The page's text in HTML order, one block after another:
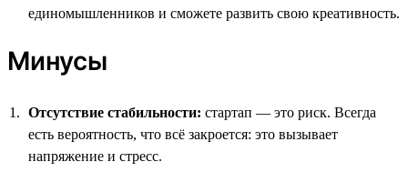
единомышленников и сможете развить свою креативность.
Минусы
Отсутствие стабильности: стартап — это риск. Всегда
есть вероятность, что всё закроется: это вызывает
напряжение и стресс.